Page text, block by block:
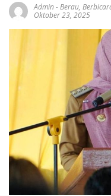
Admin-Berau,
Oktober 23, 2025